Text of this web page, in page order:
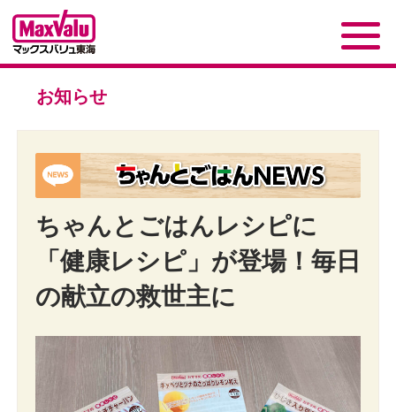
お知らせ
ちゃんとごはんレシピに
「健康レシピ」が登場！毎日
の献立の救世主に